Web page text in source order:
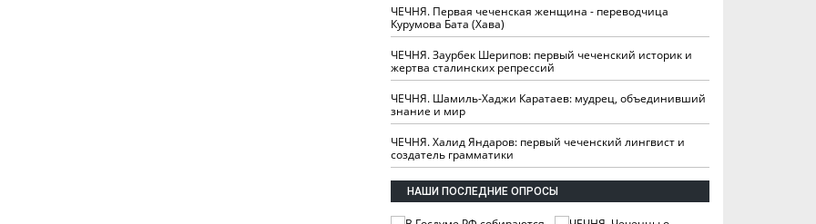
ЧЕЧНЯ. Первая чеченская женщина - переводчица
Курумова Бата (Хава)
ЧЕЧНЯ. Заурбек Шерипов: первый чеченский историк и
жертва сталинских репрессий
ЧЕЧНЯ. Шамиль-Хаджи Каратаев: мудрец, объединивший
знание и мир
ЧЕЧНЯ. Халид Яндаров: первый чеченский лингвист и
создатель грамматики
НАШИ ПОСЛЕДНИЕ ОПРОСЫ